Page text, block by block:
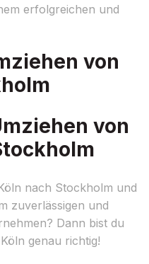
erfolgreichen und
von
von
nach Stockholm und
zuverlässigen und
Dann bist du
genau richtig!